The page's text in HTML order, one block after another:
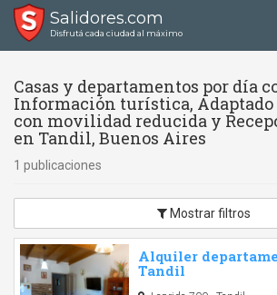
Salidores.com
Disfrutá cada ciudad al máximo
Casas y departamentos por día
Información turística, Adaptado
con movilidad reducida y
en Tandil, Buenos Aires
1 publicaciones
Mostrar filtros
Alquiler
Tandil